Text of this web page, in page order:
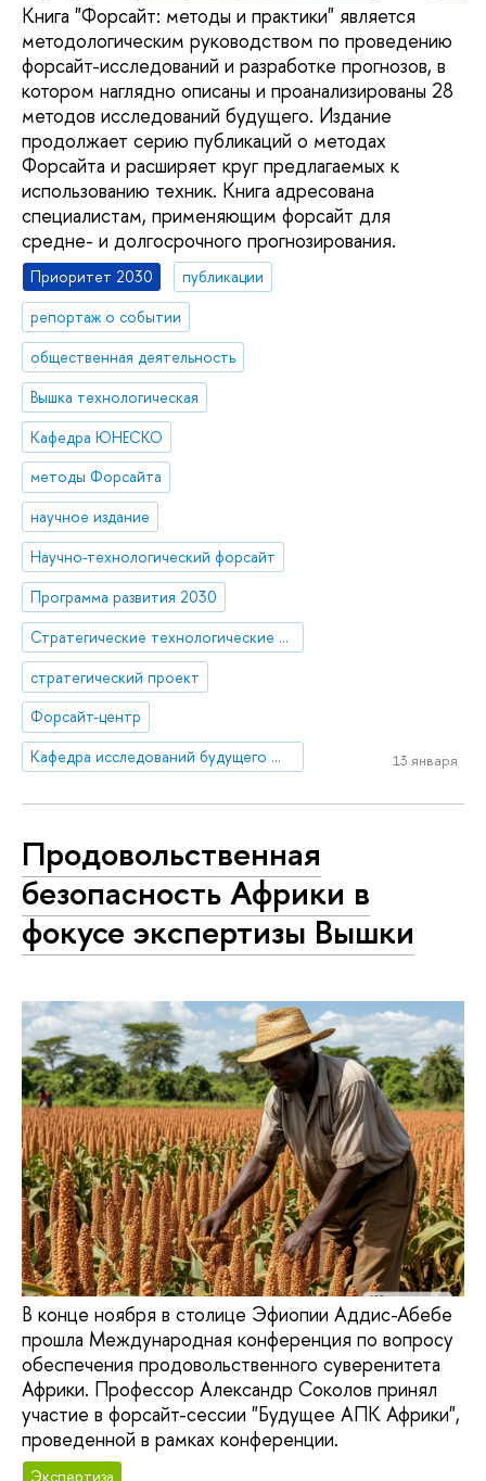
Книга "Форсайт: методы и практики" является
методологическим руководством по проведению
форсайт-исследований и разработке прогнозов, в
котором наглядно описаны и проанализированы 28
методов исследований будущего. Издание
продолжает серию публикаций о методах
Форсайта и расширяет круг предлагаемых к
использованию техник. Книга адресована
специалистам, применяющим форсайт для
средне- и долгосрочного прогнозирования.
Приоритет 2030
публикации
репортаж о событии
общественная деятельность
Вышка технологическая
Кафедра ЮНЕСКО
методы Форсайта
научное издание
Научно-технологический форсайт
Программа развития 2030
Стратегические технологические проекты
стратегический проект
Форсайт-центр
Кафедра исследований будущего ЮНЕСКО
13 января
Продовольственная
безопасность Африки в
фокусе экспертизы Вышки
В конце ноября в столице Эфиопии Аддис-Абебе
прошла Международная конференция по вопросу
обеспечения продовольственного суверенитета
Африки. Профессор Александр Соколов принял
участие в форсайт-сессии "Будущее АПК Африки",
проведенной в рамках конференции.
Экспертиза